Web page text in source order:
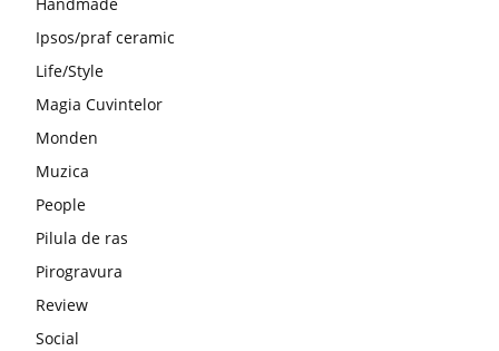
Handmade
Ipsos/praf ceramic
Life/Style
Magia Cuvintelor
Monden
Muzica
People
Pilula de ras
Pirogravura
Review
Social